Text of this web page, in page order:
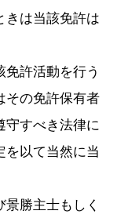
きは当該免許は
免許活動を行う
その免許保有者
守すべき法律に
を以て当然に当
勝主士もしく